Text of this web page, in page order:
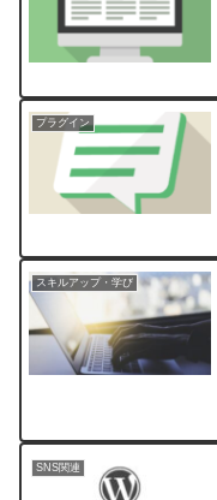
プラグイン
スキルアップ・学び
SNS関連